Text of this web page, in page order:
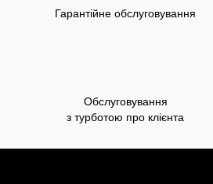
Гарантійне обслуговування
Обслуговування
з турботою про клієнта